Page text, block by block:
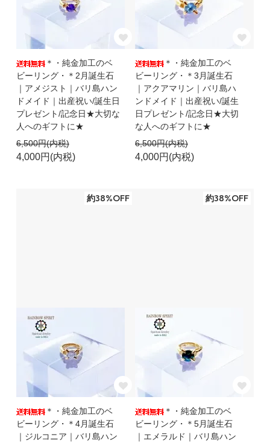
＊・純金加工のベ
ビーリング・＊2月誕生石
｜アメジスト｜バリ島ハン
ドメイド｜出産祝い/誕生日
プレゼント/記念日★大切な
人へのギフトに★
6,500円(内税)
4,000円(内税)
＊・純金加工のベ
ビーリング・＊3月誕生石
｜アクアマリン｜バリ島ハ
ンドメイド｜出産祝い/誕生
日プレゼント/記念日★大切
な人へのギフトに★
6,500円(内税)
4,000円(内税)
約38%OFF
＊・純金加工のベ
ビーリング・＊4月誕生石
｜ジルコニア｜バリ島ハン
約38%OFF
＊・純金加工のベ
ビーリング・＊5月誕生石
｜エメラルド｜バリ島ハン